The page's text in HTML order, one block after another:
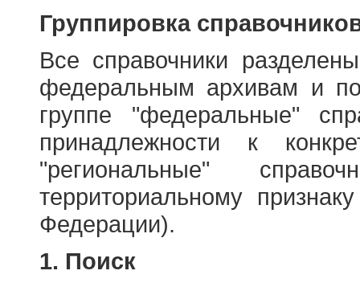
Группировка
Все справочники
федеральным архивам и
группе "федеральные"
принадлежности к
"региональные"
территориальному
Федерации).
1. Поиск